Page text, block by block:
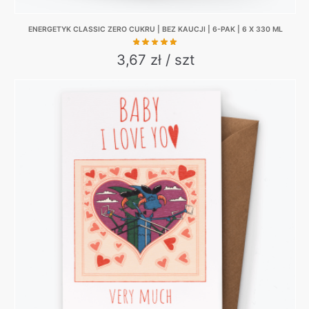
ENERGETYK CLASSIC ZERO CUKRU | BEZ KAUCJI | 6-PAK | 6 X 330 ML
3,67 zł / szt